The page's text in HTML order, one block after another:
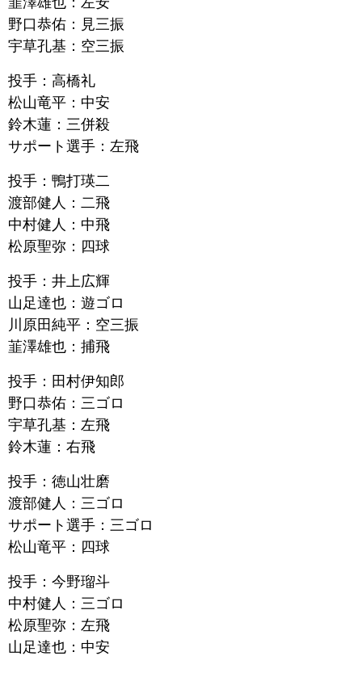
野口恭佑：見三振
宇草孔基：空三振
投手：高橋礼
松山竜平：中安
鈴木蓮：三併殺
サポート選手：左飛
投手：鴨打瑛二
渡部健人：二飛
中村健人：中飛
松原聖弥：四球
投手：井上広輝
山足達也：遊ゴロ
川原田純平：空三振
韮澤雄也：捕飛
投手：田村伊知郎
野口恭佑：三ゴロ
宇草孔基：左飛
鈴木蓮：右飛
投手：徳山壮磨
渡部健人：三ゴロ
サポート選手：三ゴロ
松山竜平：四球
投手：今野瑠斗
中村健人：三ゴロ
松原聖弥：左飛
山足達也：中安